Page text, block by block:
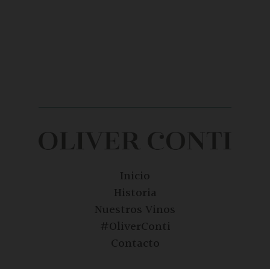
Inicio
Historia
Nuestros Vinos
#OliverConti
Contacto